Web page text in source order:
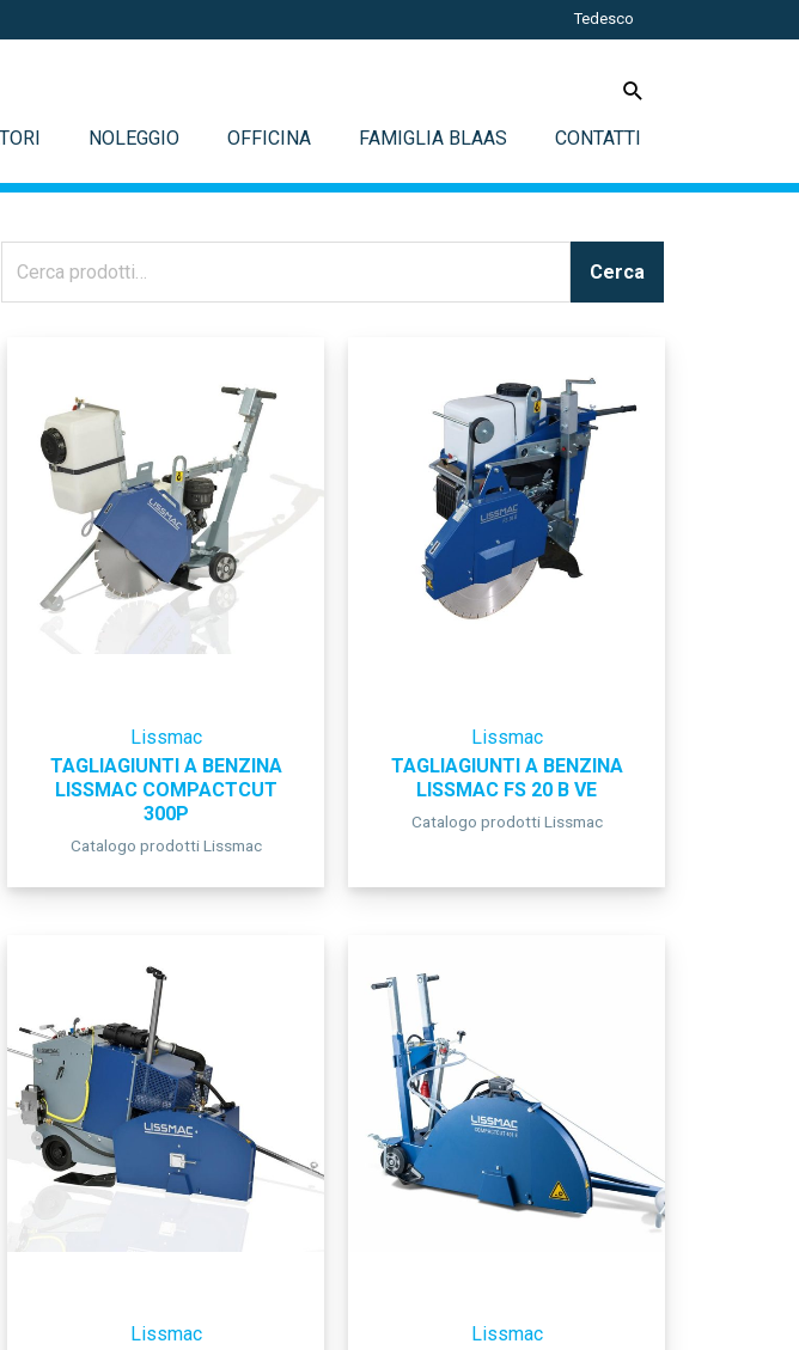
Tedesco
NOLEGGIO OFFICINA FAMIGLIA BLAAS CONTATTI
Cerca
Lissmac
TAGLIAGIUNTI A BENZINA
LISSMAC COMPACTCUT
300P
Catalogo prodotti Lissmac
Lissmac
TAGLIAGIUNTI A BENZINA
LISSMAC FS 20 B VE
Catalogo prodotti Lissmac
Lissmac
Lissmac